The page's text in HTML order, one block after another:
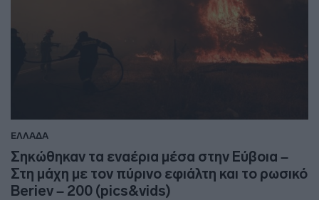
ΕΛΛΑΔΑ
Σηκώθηκαν τα εναέρια μέσα στην Εύβοια –
Στη μάχη με τον πύρινο εφιάλτη και το ρωσικό
Beriev – 200 (pics&vids)